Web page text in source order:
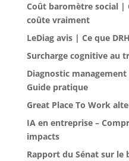
Coût baromètre social |
coûte vraiment
LeDiag avis | Ce que
Surcharge cognitive au
Diagnostic
Guide pratique
Great Place To Work
IA en entreprise –
impacts
Rapport du Sénat sur le